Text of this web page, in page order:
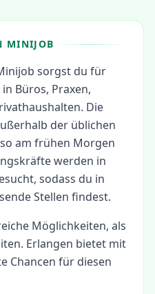
MINIJOB
sorgst du für
Büros, Praxen,
Die
der üblichen
am frühen Morgen
werden in
sodass du in
Stellen findest.
Möglichkeiten, als
Erlangen bietet mit
Chancen für diesen